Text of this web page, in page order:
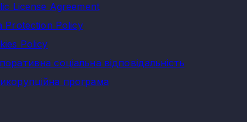
License Agreement
Protection Policy
Policy
соціальна відповідальність
програма